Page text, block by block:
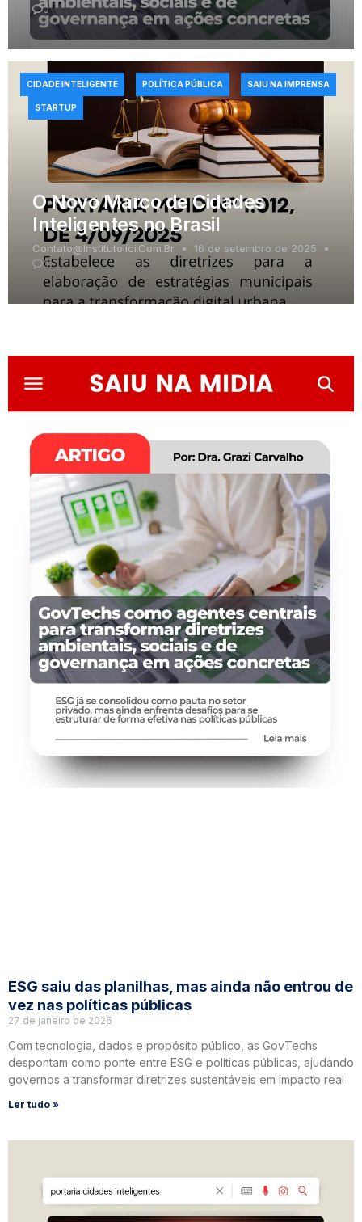
0
O Novo Marco de Cidades
Inteligentes no Brasil
Contato@institutolici.com.br
16 de setembro de 2025
0
CIDADE INTELIGENTE POLÍTICA PÚBLICA SAIU NA IMPRENSA
STARTUP
ESG saiu das planilhas, mas ainda não entrou de
vez nas políticas públicas
27 de janeiro de 2026
Com tecnologia, dados e propósito público, as GovTechs
despontam como ponte entre ESG e políticas públicas, ajudando
governos a transformar diretrizes sustentáveis em impacto real
Ler tudo »